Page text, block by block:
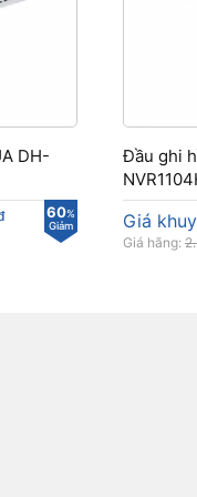
DH-
60%
Giảm
Đầu ghi
Giá
Giá hãng: